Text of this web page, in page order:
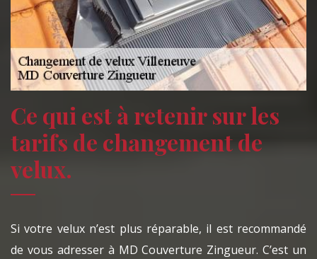
Ce qui est à retenir sur les
tarifs de changement de
velux.
Si votre velux n’est plus réparable, il est recommandé
de vous adresser à MD Couverture Zingueur. C’est un